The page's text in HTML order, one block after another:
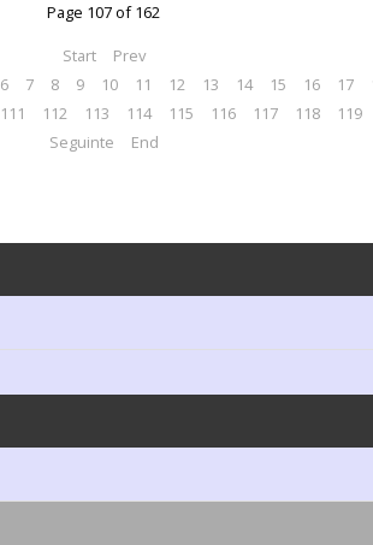
Page 107 of 162
Start
Prev
6 7 8 9 10 11 12 13 14 15 16 17
111 112 113 114 115 116 117 118
119
Seguinte
End